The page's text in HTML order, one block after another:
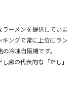
ラーメンを提供していま
ングで常に上位にラン
冷凍自販機です。
廊の代表的な「だし」